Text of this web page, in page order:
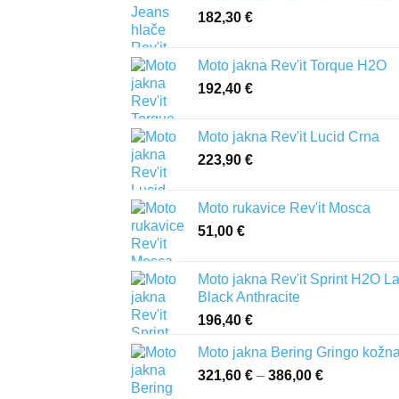
182,30 €
Moto jakna Rev'it Torque H2O
192,40 €
Moto jakna Rev'it Lucid Crna
223,90 €
Moto rukavice Rev'it Mosca
51,00 €
Moto jakna Rev'it Sprint H2O
Black Anthracite
196,40 €
Moto jakna Bering Gringo kožna
321,60 € – 386,00 €